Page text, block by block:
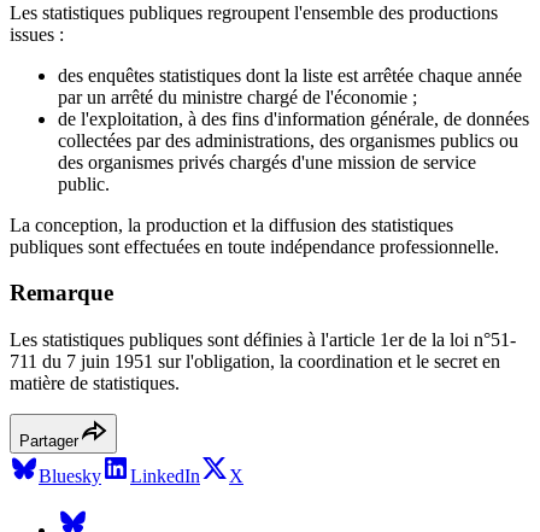
Les statistiques publiques regroupent l'ensemble des productions
issues :
des enquêtes statistiques dont la liste est arrêtée chaque année
par un arrêté du ministre chargé de l'économie ;
de l'exploitation, à des fins d'information générale, de données
collectées par des administrations, des organismes publics ou
des organismes privés chargés d'une mission de service
public.
La conception, la production et la diffusion des statistiques
publiques sont effectuées en toute indépendance professionnelle.
Remarque
Les statistiques publiques sont définies à l'article 1er de la loi n°51-
711 du 7 juin 1951 sur l'obligation, la coordination et le secret en
matière de statistiques.
Partager
Bluesky LinkedIn X